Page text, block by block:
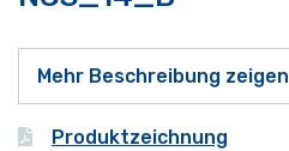
Mehr Beschreibung zeigen
Produktzeichnung